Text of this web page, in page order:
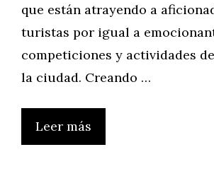
que están atrayendo a
turistas por igual a
competiciones y actividades
la ciudad. Creando …
Leer más